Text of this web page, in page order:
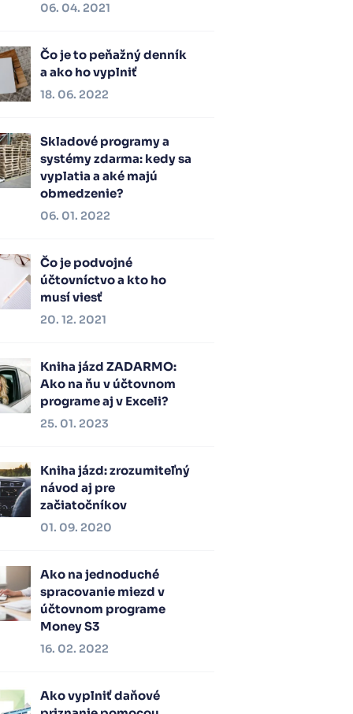
06. 04. 2021
Čo je to peňažný denník
a ako ho vyplniť
18. 06. 2022
Skladové programy a
systémy zdarma: kedy sa
vyplatia a aké majú
obmedzenie?
06. 01. 2022
Čo je podvojné
účtovníctvo a kto ho
musí viesť
20. 12. 2021
Kniha jázd ZADARMO:
Ako na ňu v účtovnom
programe aj v Exceli?
25. 01. 2023
Kniha jázd: zrozumiteľný
návod aj pre
začiatočníkov
01. 09. 2020
Ako na jednoduché
spracovanie miezd v
účtovnom programe
Money S3
16. 02. 2022
Ako vyplniť daňové